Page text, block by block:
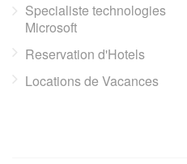
Specialiste technologies
Microsoft
Reservation d'Hotels
Locations de Vacances